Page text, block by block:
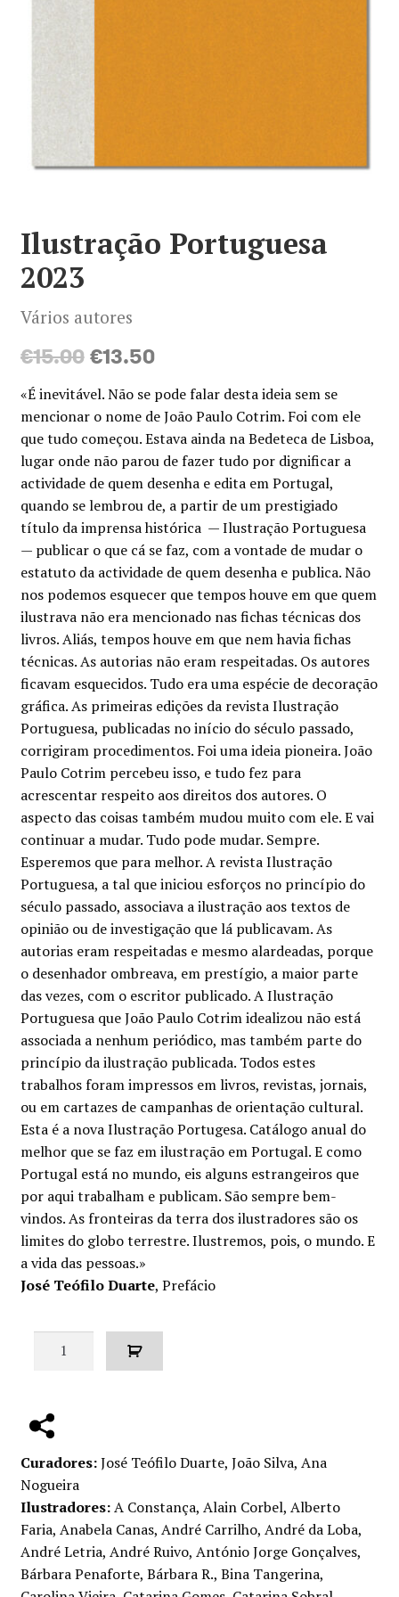
Mapa do site
Ilustração Portuguesa
2023
Vários autores
€15.00 O
preço
original
era:
€15.00.
€13.50O
preço
atual
é:
€13.50.
«É inevitável. Não se pode falar desta ideia sem se
mencionar o nome de João Paulo Cotrim. Foi com ele
que tudo começou. Estava ainda na Bedeteca de Lisboa,
lugar onde não parou de fazer tudo por dignificar a
actividade de quem desenha e edita em Portugal,
quando se lembrou de, a partir de um prestigiado
título da imprensa histórica — Ilustração Portuguesa
— publicar o que cá se faz, com a vontade de mudar o
estatuto da actividade de quem desenha e publica. Não
nos podemos esquecer que tempos houve em que quem
ilustrava não era mencionado nas fichas técnicas dos
livros. Aliás, tempos houve em que nem havia fichas
técnicas. As autorias não eram respeitadas. Os autores
ficavam esquecidos. Tudo era uma espécie de decoração
gráfica. As primeiras edições da revistaIlustração
Portuguesa, publicadas no início do século passado,
corrigiram procedimentos. Foi uma ideia pioneira. João
Paulo Cotrim percebeu isso, e tudo fez para
acrescentar respeito aos direitos dos autores. O
aspecto das coisas também mudou muito com ele. E vai
continuar a mudar. Tudo pode mudar. Sempre.
Esperemos que para melhor. A revistaIlustração
Portuguesa, a tal que iniciou esforços no princípio do
século passado, associava a ilustração aos textos de
opinião ou de investigação que lá publicavam. As
autorias eram respeitadas e mesmo alardeadas, porque
o desenhador ombreava, em prestígio, a maior parte
das vezes, com o escritor publicado. A Ilustração
Portuguesa que João Paulo Cotrim idealizou não está
associada a nenhum periódico, mas também parte do
princípio da ilustração publicada. Todos estes
trabalhos foram impressos em livros, revistas, jornais,
ou em cartazes de campanhas de orientação cultural.
Esta é a nova Ilustração Portugesa. Catálogo anual do
melhor que se faz em ilustração em Portugal. E como
Portugal está no mundo, eis alguns estrangeiros que
por aqui trabalham e publicam. São sempre bem-
vindos. As fronteiras da terra dos ilustradores são os
limites do globo terrestre. Ilustremos, pois, o mundo. E
a vida das pessoas.»
José Teófilo Duarte, Prefácio
Quantidade
2023
Curadores:José Teófilo Duarte, João Silva, Ana
Nogueira
Ilustradores:A Constança, Alain Corbel, Alberto
Faria, Anabela Canas, André Carrilho, André da Loba,
André Letria, André Ruivo, António Jorge Gonçalves,
Bárbara Penaforte, Bárbara R., Bina Tangerina,